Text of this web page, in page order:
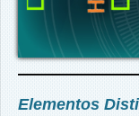
Elementos